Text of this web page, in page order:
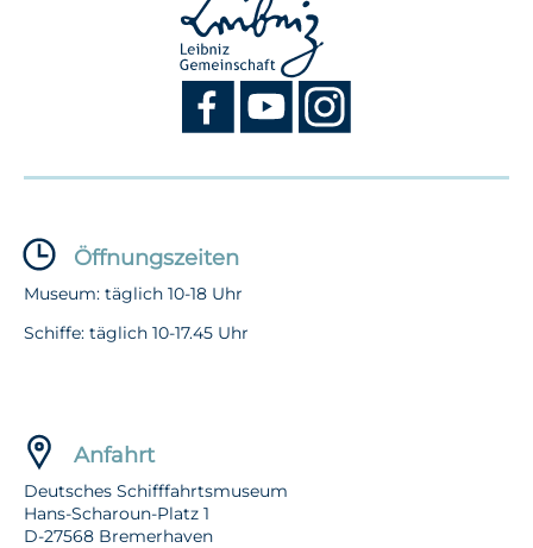
Öffnungszeiten
Museum: täglich 10-18 Uhr
Schiffe: täglich 10-17.45 Uhr
Anfahrt
Deutsches Schifffahrtsmuseum
Hans-Scharoun-Platz 1
D-27568 Bremerhaven